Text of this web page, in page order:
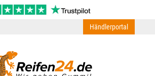
Händlerportal